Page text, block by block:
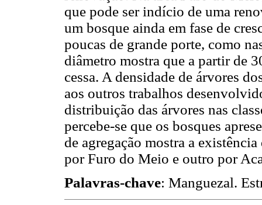
que pode ser indício de uma
um bosque ainda em fase de
poucas de grande porte, como
diâmetro mostra que a partir de
cessa. A densidade de árvores
aos outros trabalhos
distribuição das árvores nas
percebe-se que os bosques
de agregação mostra a
por Furo do Meio e outro por
Palavras-chave: Manguezal.